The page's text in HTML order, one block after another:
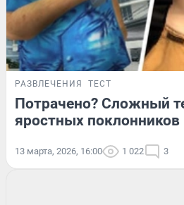
РАЗВЛЕЧЕНИЯ ТЕСТ
Потрачено? Сложный
яростных поклонников
13 марта, 2026, 16:00 1 022 3